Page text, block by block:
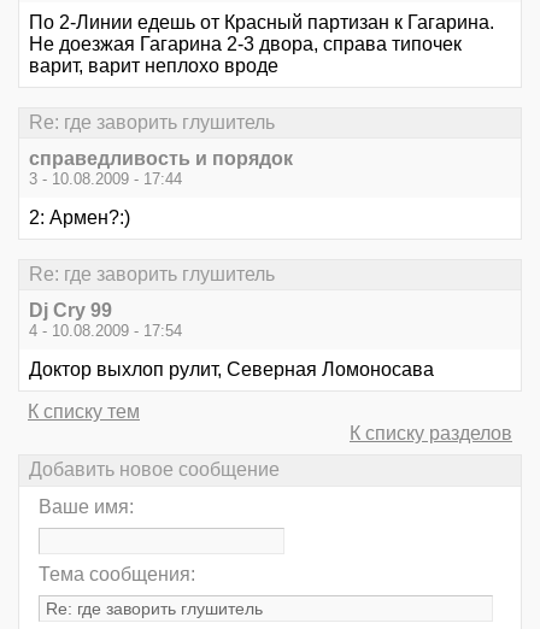
По 2-Линии едешь от Красный партизан к Гагарина.
Не доезжая Гагарина 2-3 двора, справа типочек
варит, варит неплохо вроде
Re: где заворить глушитель
справедливость и порядок
3 - 10.08.2009 - 17:44
2: Армен?:)
Re: где заворить глушитель
Dj Cry 99
4 - 10.08.2009 - 17:54
Доктор выхлоп рулит, Северная Ломоносава
К списку тем
К списку разделов
Добавить новое сообщение
Ваше имя:
Тема сообщения: